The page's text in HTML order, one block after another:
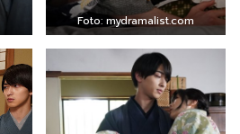
Foto: mydramalist.com